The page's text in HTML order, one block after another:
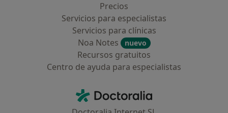
Precios
Servicios para especialistas
Servicios para clínicas
Noa Notes
nuevo
Recursos gratuitos
Centro de ayuda para especialistas
Doctoralia - Página de inicio